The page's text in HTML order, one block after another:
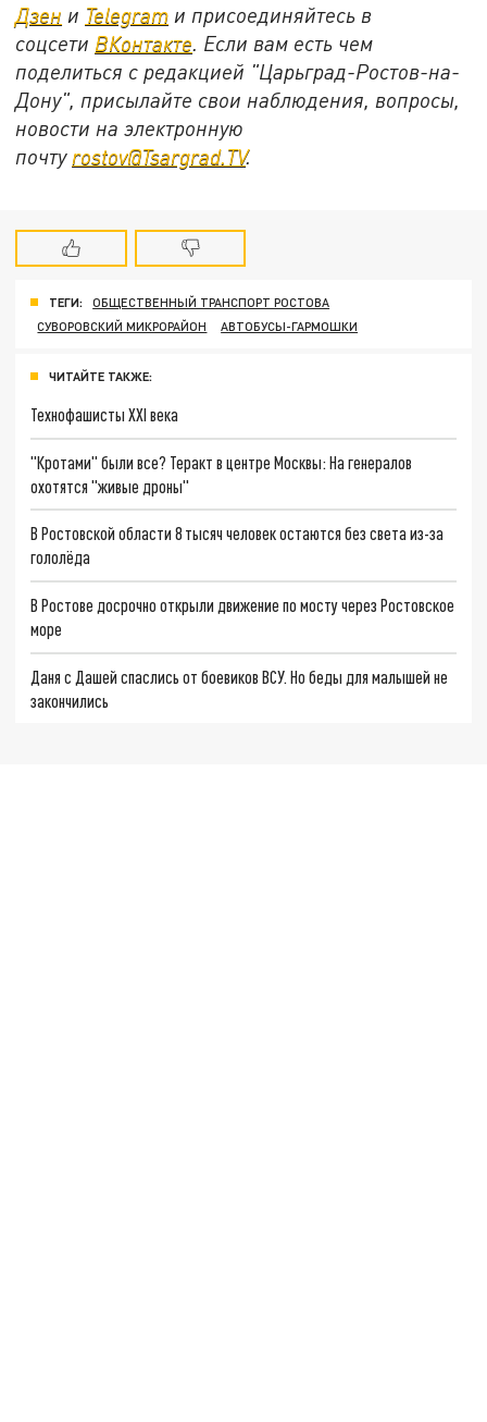
Дзен и Telegram и присоединяйтесь в
соцсети ВКонтакте . Если вам есть чем
поделиться с редакцией "Царьград-Ростов-на-
Дону", присылайте свои наблюдения, вопросы,
новости на электронную
почту rostov@Tsargrad.ТV.
ТЕГИ:
ОБЩЕСТВЕННЫЙ ТРАНСПОРТ РОСТОВА
СУВОРОВСКИЙ МИКРОРАЙОН
АВТОБУСЫ-ГАРМОШКИ
ЧИТАЙТЕ ТАКЖЕ:
Технофашисты XXI века
"Кротами" были все? Теракт в центре Москвы: На генералов
охотятся "живые дроны"
В Ростовской области 8 тысяч человек остаются без света из-за
гололёда
В Ростове досрочно открыли движение по мосту через Ростовское
море
Даня с Дашей спаслись от боевиков ВСУ. Но беды для малышей не
закончились